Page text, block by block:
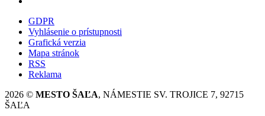
GDPR
Vyhlásenie o prístupnosti
Grafická verzia
Mapa stránok
RSS
Reklama
2026 © MESTO ŠAĽA, NÁMESTIE SV. TROJICE 7, 92715
ŠAĽA